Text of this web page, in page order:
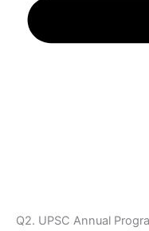
Q2. UPSC Annual